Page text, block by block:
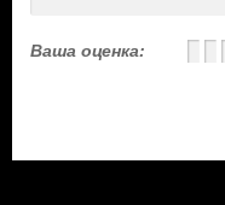
Ваша оценка: